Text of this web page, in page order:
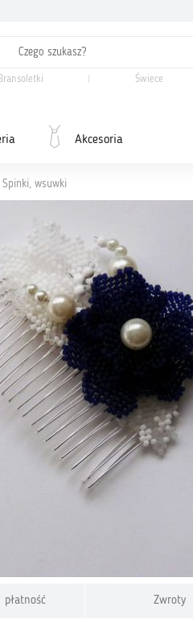
Bransoletki Świece
Akcesoria
Spinki, wsuwki
płatność Zwroty